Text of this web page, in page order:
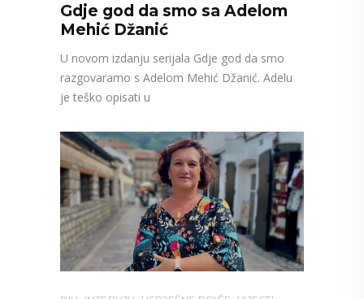
Gdje god da smo sa Adelom
Mehić Džanić
U novom izdanju serijala Gdje god da smo
razgovaramo s Adelom Mehić Džanić. Adelu
je teško opisati u